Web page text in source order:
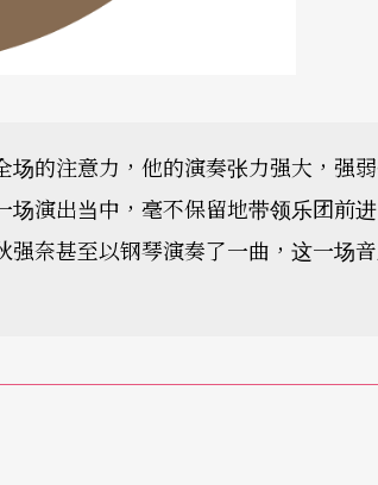
的注意力，他的演奏张力强大，强
演出当中，毫不保留地带领乐团前
奈甚至以钢琴演奏了一曲，这一场